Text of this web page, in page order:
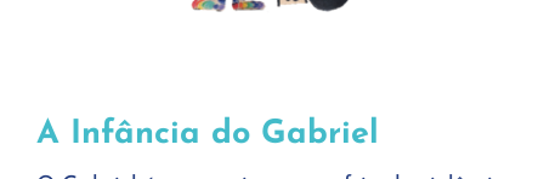
A Infância do Gabriel